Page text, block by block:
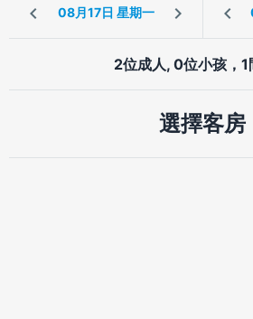
2位成人, 0位小孩，1
選擇客房